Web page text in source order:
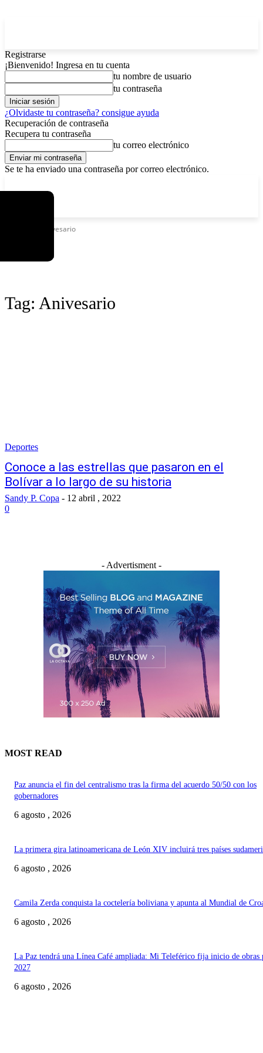
Registrarse
¡Bienvenido! Ingresa en tu cuenta
tu nombre de usuario
tu contraseña
¿Olvidaste tu contraseña? consigue ayuda
Recuperación de contraseña
Recupera tu contraseña
tu correo electrónico
Se te ha enviado una contraseña por correo electrónico.
Anivesario
Tag: Anivesario
Deportes
Conoce a las estrellas que pasaron en el
Bolívar a lo largo de su historia
Sandy P. Copa - 12 abril , 2022
0
- Advertisment -
MOST READ
Paz anuncia el fin del centralismo tras la firma del acuerdo 50/50 con los
gobernadores
6 agosto , 2026
La primera gira latinoamericana de León XIV incluirá tres países
6 agosto , 2026
Camila Zerda conquista la coctelería boliviana y apunta al Mundial de
6 agosto , 2026
La Paz tendrá una Línea Café ampliada: Mi Teleférico fija inicio de obras
2027
6 agosto , 2026